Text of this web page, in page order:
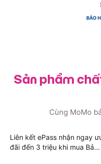
Sản phẩm
Cùng MoMo
Liên kết ePass nhận ngay
đãi đến 3 triệu khi mua Bảo